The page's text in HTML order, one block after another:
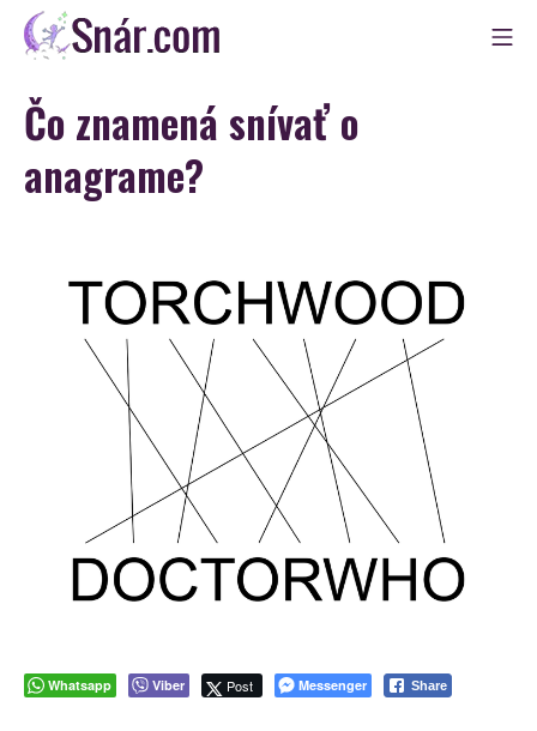
Skip
Snár
Čo znamená snívať o
anagrame?
Whatsapp Viber Post Messenger Share